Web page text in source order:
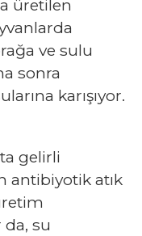
üretilen
ve sulu
sonra
karışıyor.
gelirli
antibiyotik atık
da, su